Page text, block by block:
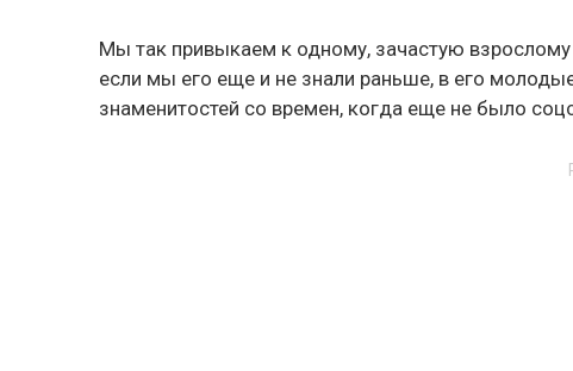
Мы так привыкаем к одному, зачастую
если мы его еще и не знали раньше, в его
знаменитостей со времен, когда еще не было